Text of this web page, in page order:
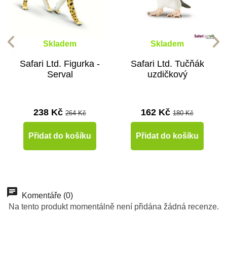
Skladem
Safari Ltd. Figurka -
Serval
238 Kč 264 Kč
Přidat do košíku
Skladem
Safari Ltd. Tučňák
uzdičkový
162 Kč 180 Kč
Přidat do košíku
Do školy
Do školy
Do školy
Do školy
Komentáře (0)
Na tento produkt momentálně není přidána žádná recenze.